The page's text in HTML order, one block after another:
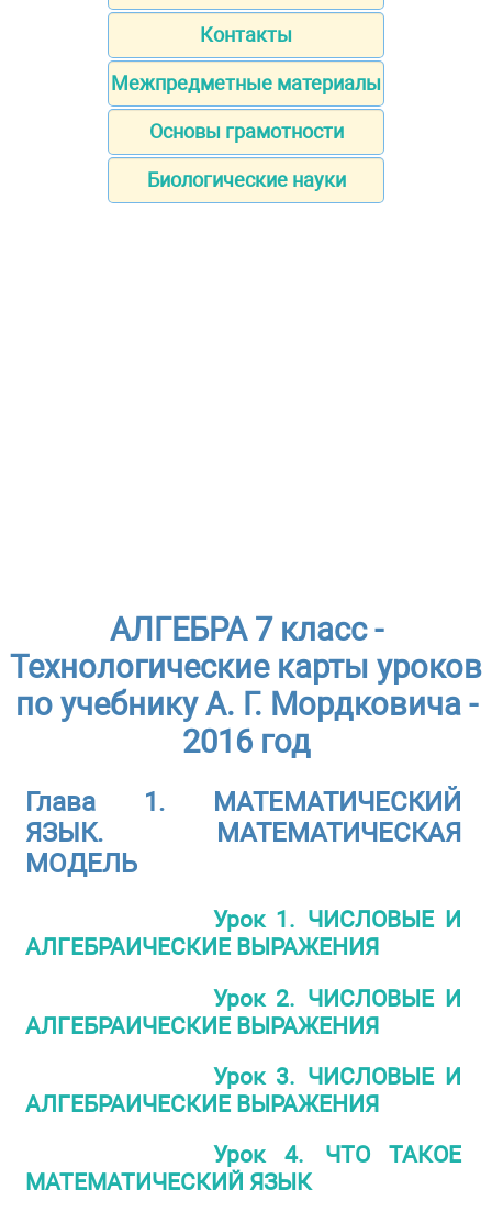
Контакты
Межпредметные материалы
Основы грамотности
Биологические науки
АЛГЕБРА 7 класс -
Технологические карты уроков
по учебнику А. Г. Мордковича -
2016 год
Глава 1. МАТЕМАТИЧЕСКИЙ
ЯЗЫК. МАТЕМАТИЧЕСКАЯ
МОДЕЛЬ
Урок 1. ЧИСЛОВЫЕ И
АЛГЕБРАИЧЕСКИЕ ВЫРАЖЕНИЯ
Урок 2. ЧИСЛОВЫЕ И
АЛГЕБРАИЧЕСКИЕ ВЫРАЖЕНИЯ
Урок 3. ЧИСЛОВЫЕ И
АЛГЕБРАИЧЕСКИЕ ВЫРАЖЕНИЯ
Урок 4. ЧТО ТАКОЕ
МАТЕМАТИЧЕСКИЙ ЯЗЫК